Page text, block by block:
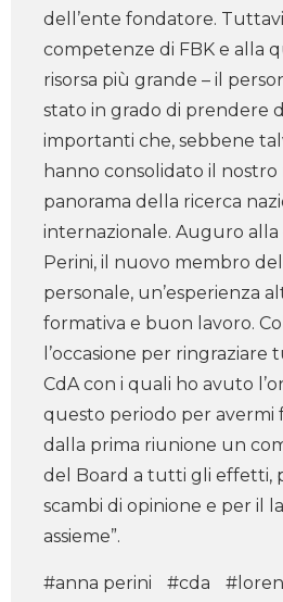
dell’ente fondatore.
competenze di FBK e alla
risorsa più grande – il
stato in grado di prendere
importanti che, sebbene
hanno consolidato il nostro
panorama della ricerca
internazionale. Auguro alla
Perini, il nuovo membro
personale, un’esperienza
formativa e buon lavoro.
l’occasione per ringraziare
CdA con i quali ho avuto
questo periodo per avermi
dalla prima riunione un
del Board a tutti gli effetti,
scambi di opinione e per il
assieme”.
#anna perini #cda